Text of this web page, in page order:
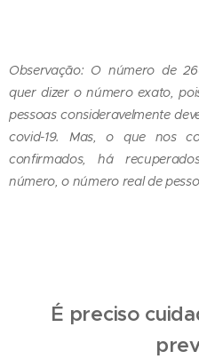
Observação: O número de
quer dizer o número exato,
pessoas consideravelmente
covid-19. Mas, o que nos
confirmados, há
número, o número real de
É preciso